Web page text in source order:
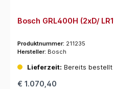
Bosch GRL400H (2xD/
Produktnummer: 211235
Hersteller: Bosch
Lieferzeit: Bereits bestellt
€ 1.070,40